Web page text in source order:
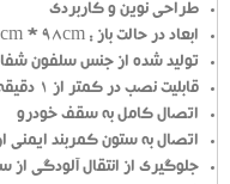
طراحی نوین و کاربردی
ابعاد در حالت باز : 170cm * 98cm
تولید شده از جنس سلفون
قابلیت نصب در کمتر از 1 دقیقه
اتصال کامل به سقف خودرو
اتصال به ستون کمربند
جلوگیری از انتقال آلودگی از